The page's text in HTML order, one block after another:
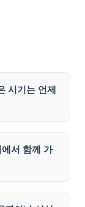
시기는 언제
서 함께 가